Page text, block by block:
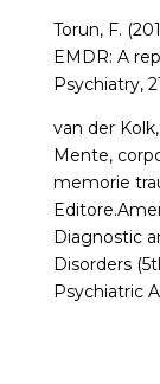
Torun, F.
EMDR: A
Psychiatry,
van der
Mente,
memorie
Diagnostic
Disorders
Psychiatric